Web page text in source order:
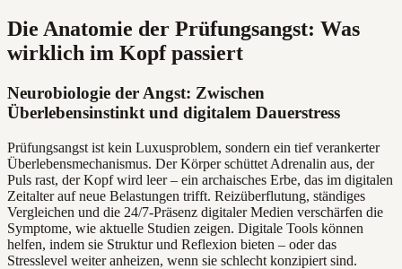
Die Anatomie der Prüfungsangst: Was
wirklich im Kopf passiert
Neurobiologie der Angst: Zwischen
Überlebensinstinkt und digitalem Dauerstress
Prüfungsangst ist kein Luxusproblem, sondern ein tief verankerter
Überlebensmechanismus. Der Körper schüttet Adrenalin aus, der
Puls rast, der Kopf wird leer – ein archaisches Erbe, das im digitalen
Zeitalter auf neue Belastungen trifft. Reizüberflutung, ständiges
Vergleichen und die 24/7-Präsenz digitaler Medien verschärfen die
Symptome, wie aktuelle Studien zeigen. Digitale Tools können
helfen, indem sie Struktur und Reflexion bieten – oder das
Stresslevel weiter anheizen, wenn sie schlecht konzipiert sind.